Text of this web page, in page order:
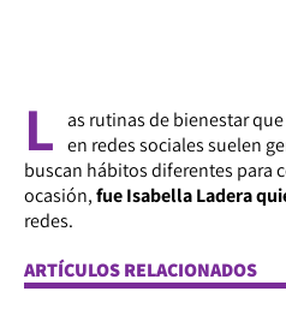
L
as rutinas de bienestar
en redes sociales suelen
buscan hábitos diferentes para
ocasión,fue Isabella Ladera
redes.
ARTÍCULOS RELACIONADOS